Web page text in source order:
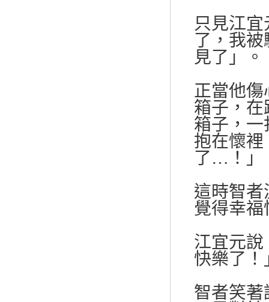
只見江
了，我
見了」。
正當他
箱子，
箱子，
抱在懷
了…！」
這時智
覺得幸
江宜元
快樂了！
智者笑